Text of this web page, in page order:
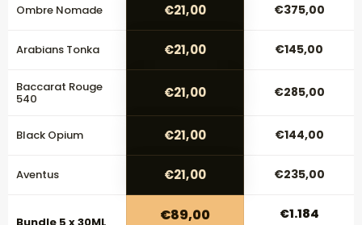
Ombre Nomade €21,00 €375,00
Arabians Tonka €21,00 €145,00
Baccarat Rouge
540 €21,00 €285,00
Black Opium €21,00 €144,00
Aventus €21,00 €235,00
€89,00 €1.184